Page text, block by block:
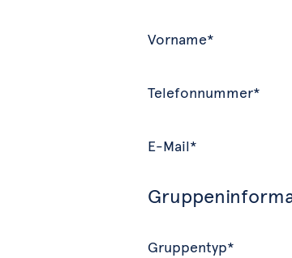
Vorname*
Telefonnummer*
E-Mail*
Gruppentyp*